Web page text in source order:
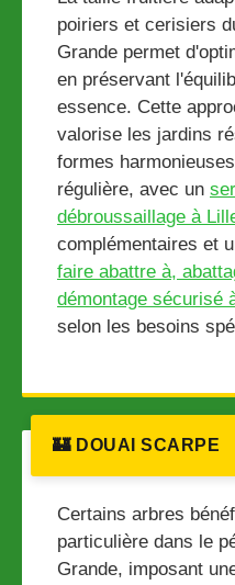
poiriers et cerisiers
Grande permet
en préservant
essence. Cette
valorise les jardins
formes
régulière, avec un
débroussaillage à
complémentaires et
faire abattre à,
démontage sécurisé
selon les besoins
🏰 DOUAI SCARPE
Certains arbres
particulière dans le
Grande, imposant